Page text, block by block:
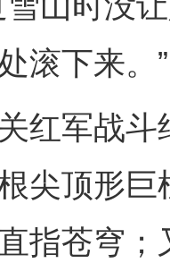
滚下来。”
军战斗
顶形巨
指苍穹